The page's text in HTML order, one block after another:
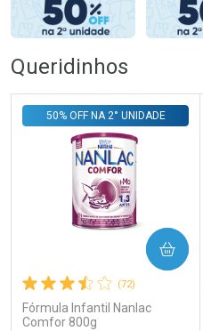
Queridinhos
(72)
Fórmula Infantil Nanlac
Comfor 800g
50% OFF NA 2° UNIDADE
COMPRAR